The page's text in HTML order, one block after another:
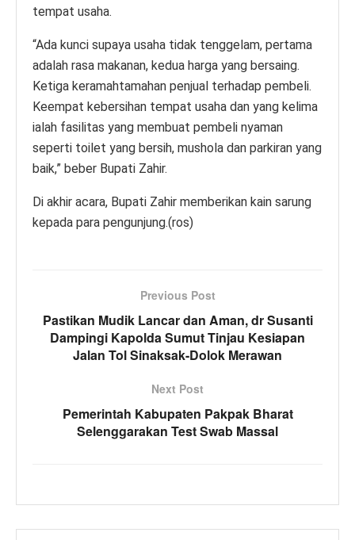
tempat usaha.
“Ada kunci supaya usaha tidak tenggelam, pertama
adalah rasa makanan, kedua harga yang bersaing.
Ketiga keramahtamahan penjual terhadap pembeli.
Keempat kebersihan tempat usaha dan yang kelima
ialah fasilitas yang membuat pembeli nyaman
seperti toilet yang bersih, mushola dan parkiran yang
baik,” beber Bupati Zahir.
Di akhir acara, Bupati Zahir memberikan kain sarung
kepada para pengunjung.(ros)
Previous Post
Pastikan Mudik Lancar dan Aman, dr Susanti
Dampingi Kapolda Sumut Tinjau Kesiapan
Jalan Tol Sinaksak-Dolok Merawan
Next Post
Pemerintah Kabupaten Pakpak Bharat
Selenggarakan Test Swab Massal